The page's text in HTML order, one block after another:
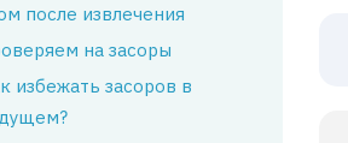
после извлечения
на засоры
избежать засоров в